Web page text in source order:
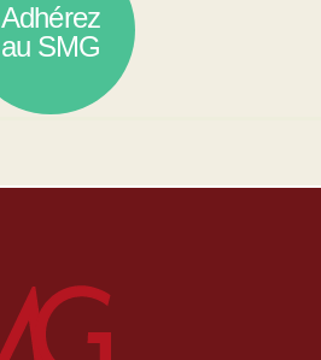
Adhérez
au SMG